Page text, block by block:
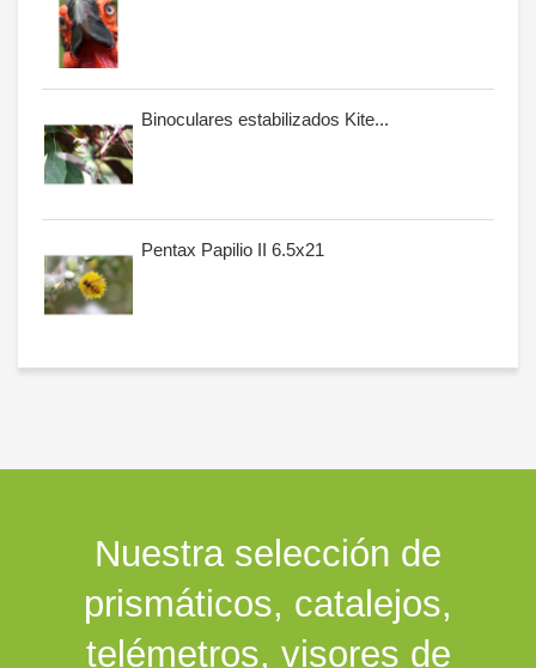
Binoculares estabilizados Kite...
Pentax Papilio II 6.5x21
Nuestra selección de
prismáticos, catalejos,
telémetros, visores de